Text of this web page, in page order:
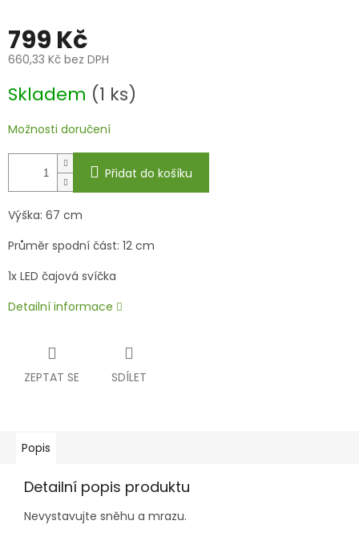
799 Kč
660,33 Kč bez DPH
cena:
Skladem (1 ks)
Možnosti doručení
Přidat do košíku
Výška: 67 cm
Průměr spodní část: 12 cm
1x LED čajová svíčka
Detailní informace
ZEPTAT SE SDÍLET
Popis
Detailní popis produktu
Nevystavujte sněhu a mrazu.